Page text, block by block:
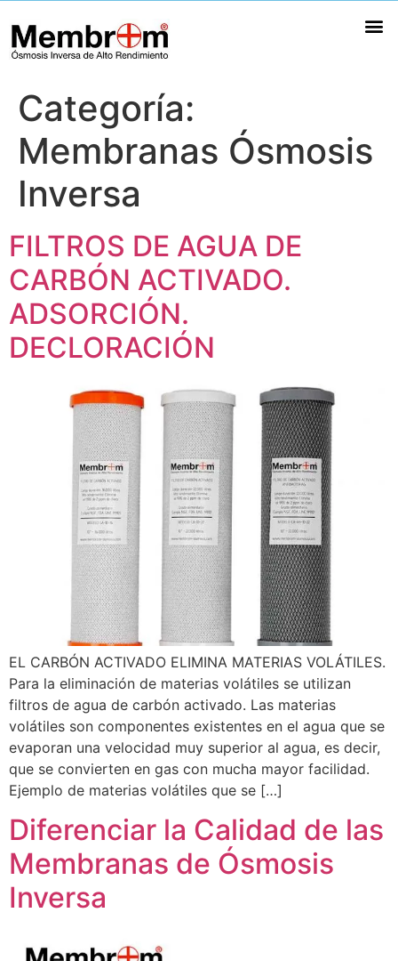
Categoría:
Membranas Ósmosis
Inversa
FILTROS DE AGUA DE
CARBÓN ACTIVADO.
ADSORCIÓN.
DECLORACIÓN
EL CARBÓN ACTIVADO ELIMINA MATERIAS VOLÁTILES.
Para la eliminación de materias volátiles se utilizan
filtros de agua de carbón activado. Las materias
volátiles son componentes existentes en el agua que se
evaporan una velocidad muy superior al agua, es decir,
que se convierten en gas con mucha mayor facilidad.
Ejemplo de materias volátiles que se […]
Diferenciar la Calidad de las
Membranas de Ósmosis
Inversa